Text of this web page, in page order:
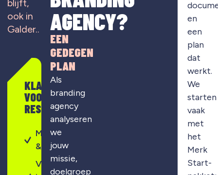
blijft,
ook in
Galder..
KLAAR
VOOR
RESULTAAT?
Merkontwikkeling
& strategie
Visuele
AGENCY?
EEN
GEDEGEN
PLAN
Als
branding
agency
analyseren
we
jouw
missie,
doelgroep
en
een
plan
dat
werkt.
We
starten
vaak
met
het
Merk
Start-